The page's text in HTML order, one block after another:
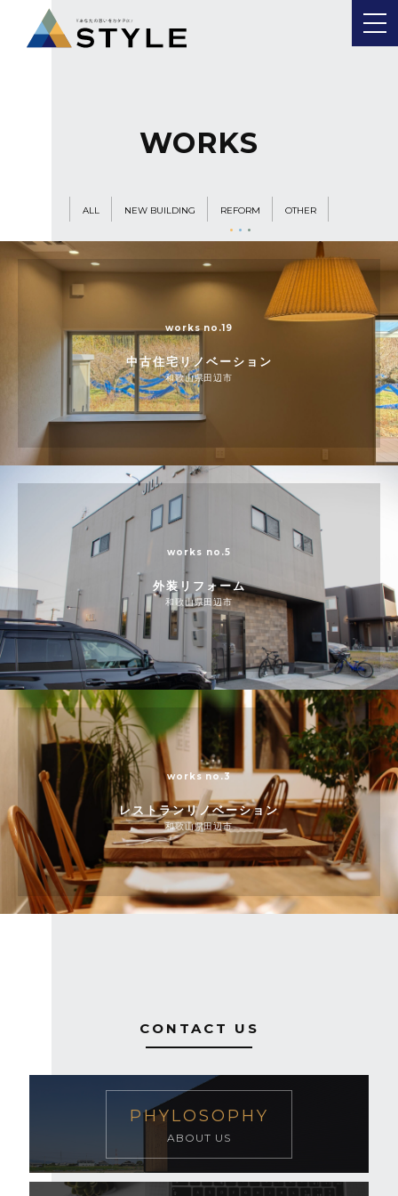
WORKS
ALL NEW BUILDING REFORM OTHER
works no.19
中古住宅リノベーション
和歌山県田辺市
works no.5
外装リフォーム
和歌山県田辺市
works no.3
レストランリノベーション
和歌山県田辺市
CONTACT US
PHYLOSOPHY
ABOUT US